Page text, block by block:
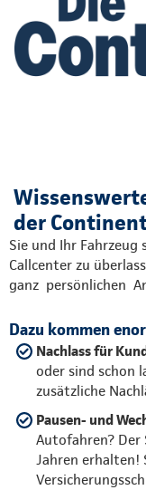
der
Sie und Ihr
Callcenter zu
ganz persönlichen
Dazu kommen
Nachlass für
oder sind schon
zusätzliche
Pausen- und
Autofahren?
Jahren erhalten!